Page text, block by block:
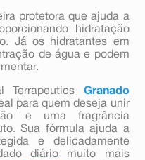
protetora que ajuda a
hidratação
Já os hidratantes em
de água e podem
Terrapeutics Granado
para quem deseja unir
e uma fragrância
Sua fórmula ajuda a
e delicadamente
diário muito mais